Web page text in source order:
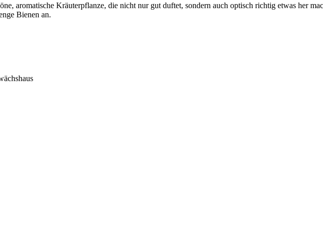
aromatische Kräuterpflanze, die nicht nur gut duftet, sondern auch optisch richtig etwas her
Bienen an.